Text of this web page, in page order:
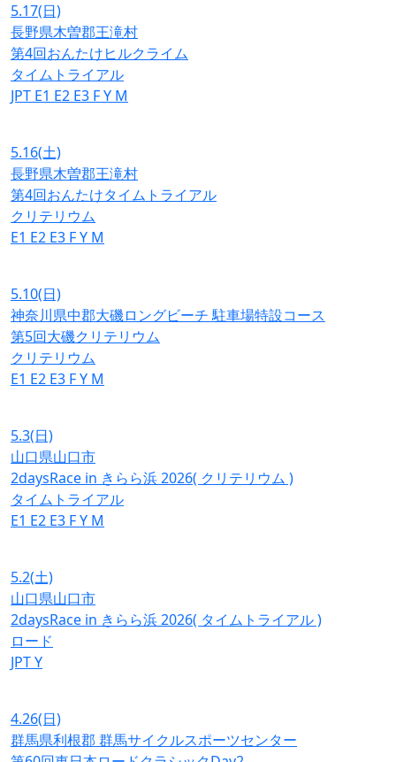
5.17(日)
長野県木曽郡王滝村
第4回おんたけヒルクライム
タイムトライアル
JPT E1 E2 E3 FY M
5.16(土)
長野県木曽郡王滝村
第4回おんたけタイムトライアル
クリテリウム
E1 E2 E3 FY M
5.10(日)
神奈川県中郡大磯ロングビーチ 駐車場特設コース
第5回大磯クリテリウム
クリテリウム
E1 E2 E3 FY M
5.3(日)
山口県山口市
2daysRace in きらら浜 2026( クリテリウム )
タイムトライアル
E1 E2 E3 FY M
5.2(土)
山口県山口市
2daysRace in きらら浜 2026( タイムトライアル )
ロード
JPTY
4.26(日)
群馬県利根郡 群馬サイクルスポーツセンター